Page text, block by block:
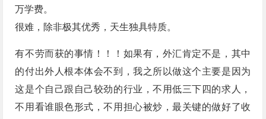
万学费。
很难，除非极其优秀，天生独具特质。
有不劳而获的事情！！！如果有，外汇肯定不是，其中
的付出外人根本体会不到，我之所以做这个主要是因为
这是个自己跟自己较劲的行业，不用低三下四的求人，
不用看谁眼色形式，不用担心被炒，最关键的做好了收